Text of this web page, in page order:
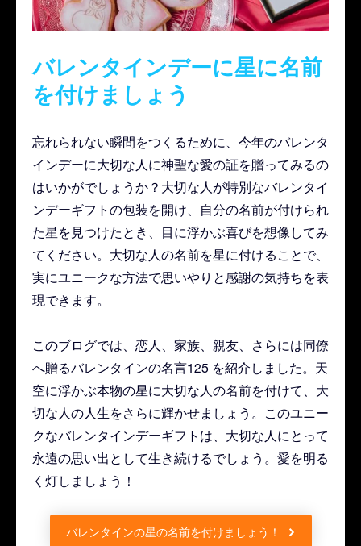
バレンタインデーに星に名前
を付けましょう
忘れられない瞬間をつくるために、今年のバレンタ
インデーに大切な人に神聖な愛の証を贈ってみるの
はいかがでしょうか？大切な人が特別なバレンタイ
ンデーギフトの包装を開け、自分の名前が付けられ
た星を見つけたとき、目に浮かぶ喜びを想像してみ
てください。大切な人の名前を星に付けることで、
実にユニークな方法で思いやりと感謝の気持ちを表
現できます。
このブログでは、恋人、家族、親友、さらには同僚
へ贈るバレンタインの名言125 を紹介しました。天
空に浮かぶ本物の星に大切な人の名前を付けて、大
切な人の人生をさらに輝かせましょう。このユニー
クなバレンタインデーギフトは、大切な人にとって
永遠の思い出として生き続けるでしょう。愛を明る
く灯しましょう！
バレンタインの星の名前を付けましょう！